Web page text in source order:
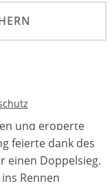
am Samstag und
Er sicherte sich
und eroberte
feierte dank des
einen Doppelsieg.
Rennen
Kernfunktionalität
nutzbar zu
die Website nicht